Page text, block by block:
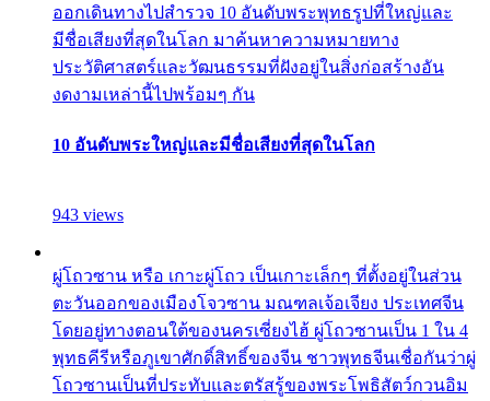
ออกเดินทางไปสำรวจ 10 อันดับพระพุทธรูปที่ใหญ่และ
มีชื่อเสียงที่สุดในโลก มาค้นหาความหมายทาง
ประวัติศาสตร์และวัฒนธรรมที่ฝังอยู่ในสิ่งก่อสร้างอัน
งดงามเหล่านี้ไปพร้อมๆ กัน
10 อันดับพระใหญ่และมีชื่อเสียงที่สุดในโลก
943 views
ผู่โถวซาน หรือ เกาะผู่โถว เป็นเกาะเล็กๆ ที่ตั้งอยู่ในส่วน
ตะวันออกของเมืองโจวซาน มณฑลเจ้อเจียง ประเทศจีน
โดยอยู่ทางตอนใต้ของนครเซี่ยงไฮ้ ผู่โถวซานเป็น 1 ใน 4
พุทธคีรีหรือภูเขาศักดิ์สิทธิ์ของจีน ชาวพุทธจีนเชื่อกันว่าผู่
โถวซานเป็นที่ประทับและตรัสรู้ของพระโพธิสัตว์กวนอิม